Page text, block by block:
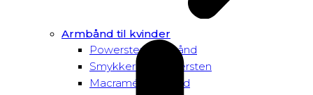
Armbånd til kvinder
Powersten Armbånd
Smykker med tigersten
Macramé Armbånd